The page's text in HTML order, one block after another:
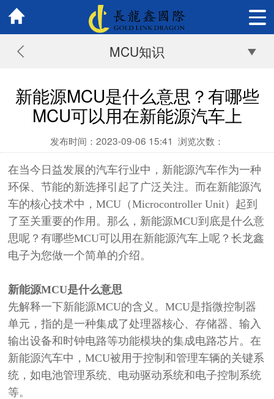
MCU知识
新能源MCU是什么意思？有哪些
MCU可以用在新能源汽车上
发布时间：2023-09-06 15:41 浏览次数：
在当今日益发展的汽车行业中，新能源汽车作为一种
环保、节能的新选择引起了广泛关注。而在新能源汽
车的核心技术中，MCU（Microcontroller Unit）起到
了至关重要的作用。那么，新能源MCU到底是什么意
思呢？有哪些MCU可以用在新能源汽车上呢？长龙鑫
电子为您做一个简单的介绍。
新能源MCU是什么意思
先解释一下新能源MCU的含义。MCU是指微控制器
单元，指的是一种集成了处理器核心、存储器、输入
输出设备和时钟电路等功能模块的集成电路芯片。在
新能源汽车中，MCU被用于控制和管理车辆的关键系
统，如电池管理系统、电动驱动系统和电子控制系统
等。